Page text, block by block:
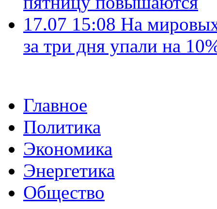
17.07 15:08 На
за три дня упали на
Главное
Политика
Экономика
Энергетика
Общество